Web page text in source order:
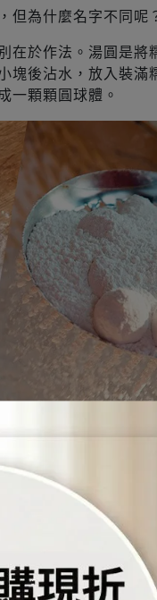
但為什麼名字不同呢
於作法。湯圓是將
塊後沾水，放入裝滿
一顆顆圓球體。